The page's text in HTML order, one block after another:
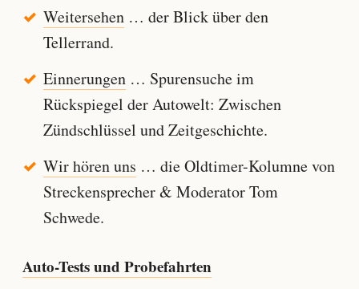
Weitersehen… der Blick über den
Tellerrand.
Einnerungen… Spurensuche im
Rückspiegel der Autowelt: Zwischen
Zündschlüssel und Zeitgeschichte.
Wir hören uns … die Oldtimer-Kolumne von
Streckensprecher & Moderator Tom
Schwede.
Auto-Tests und Probefahrten